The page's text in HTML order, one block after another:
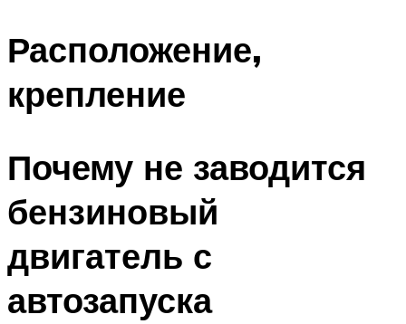
Расположение,
крепление
Почему не заводится
бензиновый
двигатель с
автозапуска